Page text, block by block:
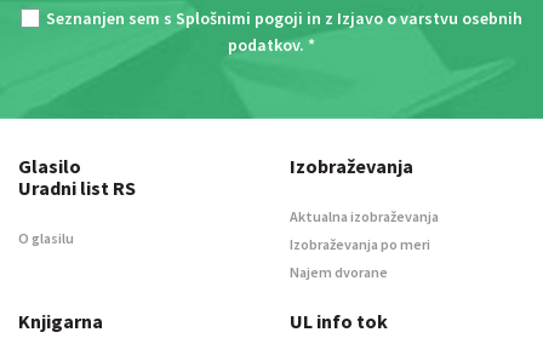
Seznanjen sem s Splošnimi pogoji in z Izjavo o varstvu osebnih
podatkov. *
Glasilo
Uradni list RS
O glasilu
Izobraževanja
Aktualna izobraževanja
Izobraževanja po meri
Najem dvorane
Knjigarna UL info tok